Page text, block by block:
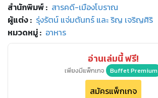
สำนักพิมพ์: สารคดี-เมืองโบราณ
ผู้แต่ง : รุ่งรัตน์ แจ่มตันทร์ และ ริญ เจริญศิริ
หมวดหมู่: อาหาร
อ่านเล่มนี้ ฟรี!
เพียงมีแพ็กเกจ Buffet Premium
สมัครแพ็กเกจ